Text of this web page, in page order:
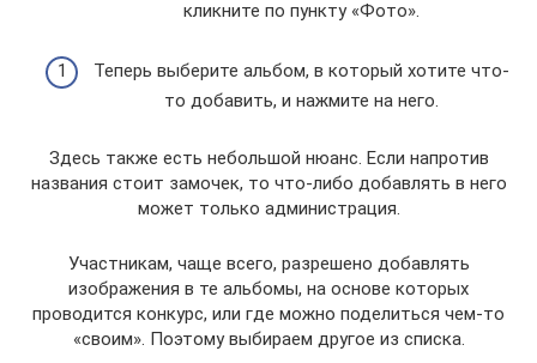
кликните по пункту «Фото».
Теперь выберите альбом, в который хотите что-
то добавить, и нажмите на него.
Здесь также есть небольшой нюанс. Если напротив
названия стоит замочек, то что-либо добавлять в него
может только администрация.
Участникам, чаще всего, разрешено добавлять
изображения в те альбомы, на основе которых
проводится конкурс, или где можно поделиться чем-то
«своим». Поэтому выбираем другое из списка.